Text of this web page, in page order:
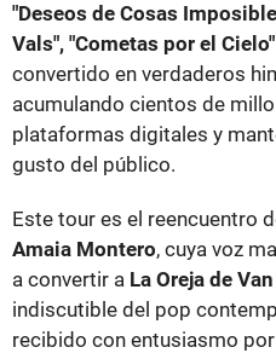
"Deseos de Cosas
Vals", "Cometas por el
convertido en verdaderos
acumulando cientos de
plataformas digitales y
gusto del público.
Este tour es el reencuentro
Amaia Montero, cuya voz
a convertir a La Oreja de
indiscutible del pop
recibido con entusiasmo